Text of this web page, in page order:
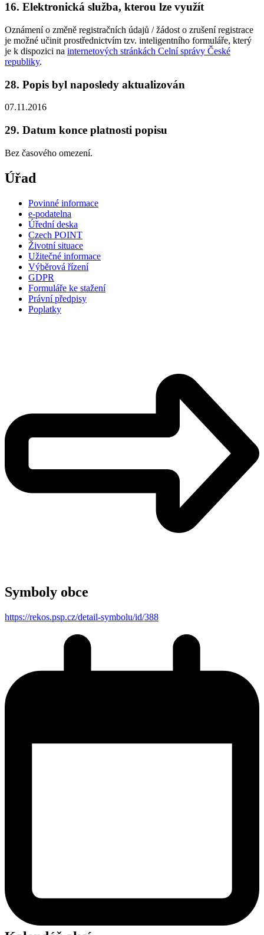
16. Elektronická služba, kterou lze využít
Oznámení o změně registračních údajů / žádost o zrušení registrace
je možné učinit prostřednictvím tzv. inteligentního formuláře, který
je k dispozici na internetových stránkách Celní správy České
republiky.
28. Popis byl naposledy aktualizován
07.11.2016
29. Datum konce platnosti popisu
Bez časového omezení.
Úřad
Povinné informace
e-podatelna
Úřední deska
Czech POINT
Životní situace
Užitečné informace
Výběrová řízení
GDPR
Formuláře ke stažení
Právní předpisy
Poplatky
Symboly obce
https://rekos.psp.cz/detail-symbolu/id/388